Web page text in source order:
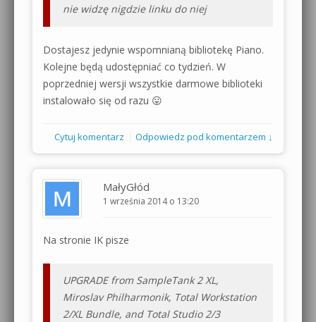
nie widzę nigdzie linku do niej
Dostajesz jedynie wspomnianą bibliotekę Piano.
Kolejne będą udostępniać co tydzień. W
poprzedniej wersji wszystkie darmowe biblioteki
instalowało się od razu 😛
Cytuj komentarz Odpowiedz pod komentarzem ↓
MałyGłód
1 września 2014 o 13:20
Na stronie IK pisze
UPGRADE from SampleTank 2 XL,
Miroslav Philharmonik, Total Workstation
2/XL Bundle, and Total Studio 2/3